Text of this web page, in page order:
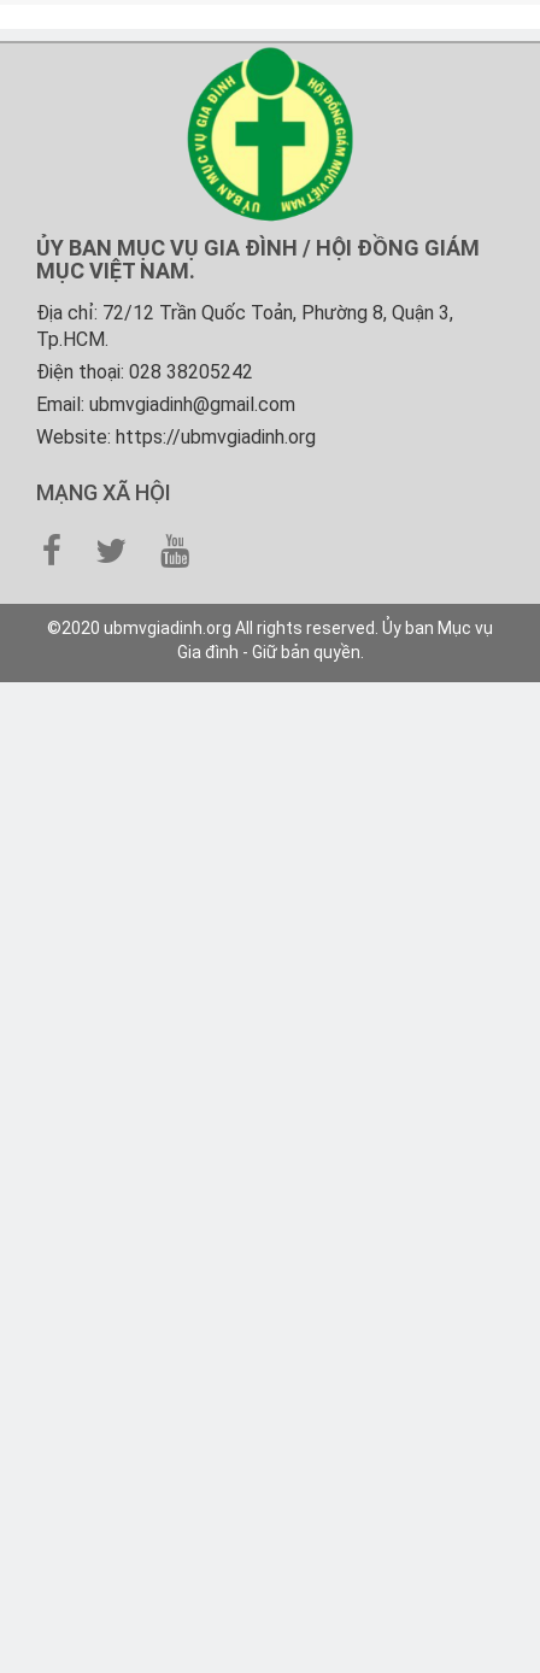
ỦY BAN MỤC VỤ GIA ĐÌNH / HỘI ĐỒNG GIÁM
MỤC VIỆT NAM.
Địa chỉ: 72/12 Trần Quốc Toản, Phường 8, Quận 3,
Tp.HCM.
Điện thoại: 028 38205242
Email: ubmvgiadinh@gmail.com
Website: https://ubmvgiadinh.org
MẠNG XÃ HỘI
©2020 ubmvgiadinh.org All rights reserved. Ủy ban Mục vụ
Gia đình - Giữ bản quyền.